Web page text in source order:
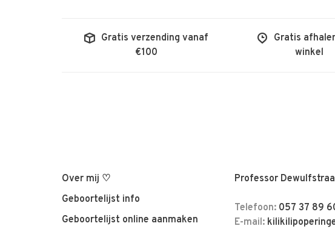
Gratis verzending vanaf
€100
Gratis
winkel
Over mij ♡
Geboortelijst info
Geboortelijst online aanmaken
Professor
Telefoon: 057 37 89
E-mail: